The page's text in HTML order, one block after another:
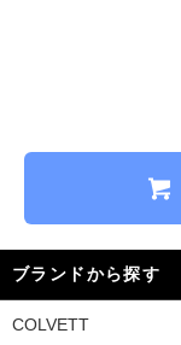
ブランドから探す
COLVETT